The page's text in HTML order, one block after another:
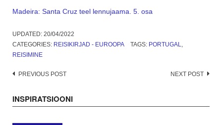
Madeira: Santa Cruz teel lennujaama. 5. osa
UPDATED: 20/04/2022
CATEGORIES: REISIKIRJAD - EUROOPA TAGS: PORTUGAL,
REISIMINE
Post
PREVIOUS POST NEXT POST
INSPIRATSIOONI